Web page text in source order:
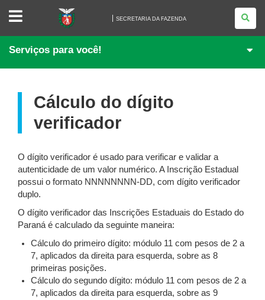
SECRETARIA
FAZENDA
SECRETARIA DA FAZENDA
Serviços para você!
Cálculo do dígito
verificador
O dígito verificador é usado para verificar e validar a
autenticidade de um valor numérico. A Inscrição Estadual
possui o formato NNNNNNNN-DD, com dígito verificador
duplo.
O dígito verificador das Inscrições Estaduais do Estado do
Paraná é calculado da seguinte maneira:
Cálculo do primeiro dígito: módulo 11 com pesos de 2 a
7, aplicados da direita para esquerda, sobre as 8
primeiras posições.
Cálculo do segundo dígito: módulo 11 com pesos de 2 a
7, aplicados da direita para esquerda, sobre as 9